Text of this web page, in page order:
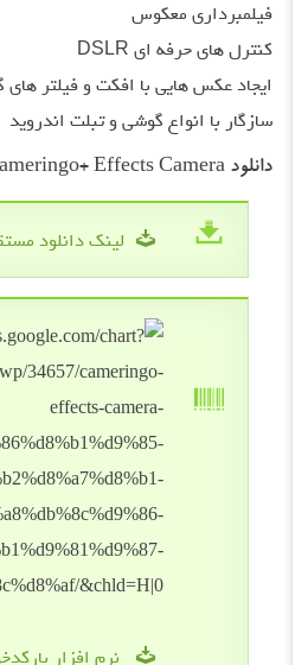
فیلمبرداری معکوس
کنترل های حرفه ای DSLR
ایجاد عکس هایی با افکت و فیلتر
سازگار با انواع گوشی و تبلت اندروید
دانلود Cameringo+ Effects Camera :
لینک دانلود
نرم افزار